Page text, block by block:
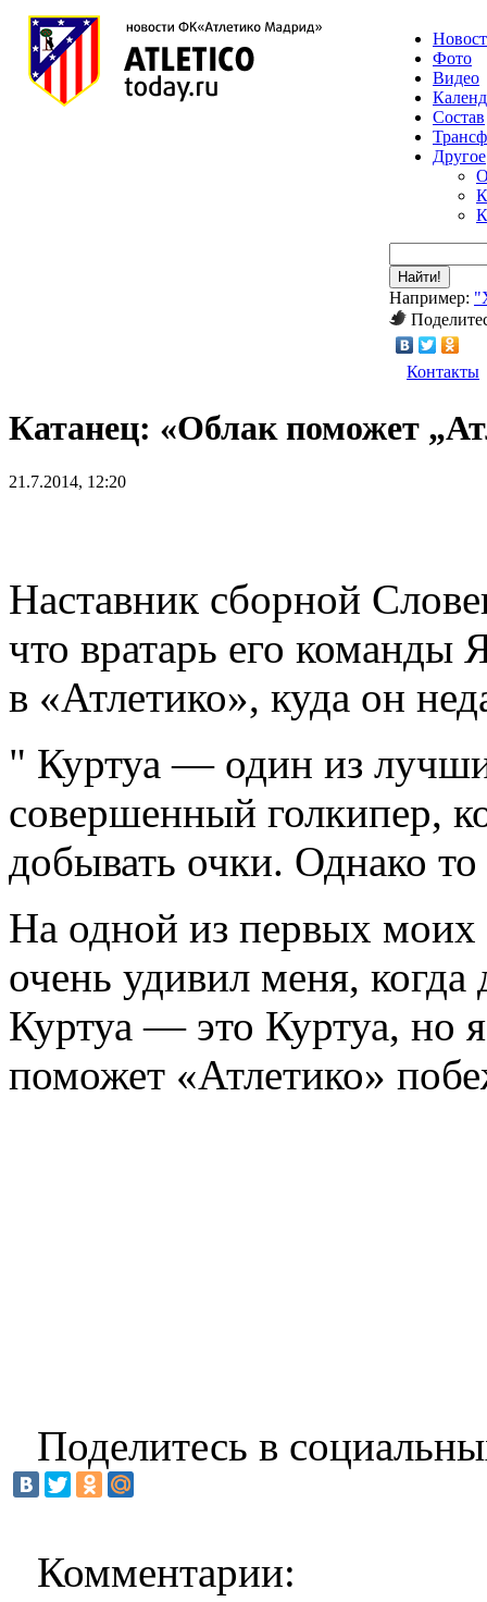
Фото
Видео
Состав
Другое
Найти!
Например:
Контакты
Катанец: «Облак поможет
21.7.2014, 12:20
Наставник сборной
что вратарь его команды
в «Атлетико», куда он
" Куртуа — один из
совершенный голкипер,
добывать очки. Однако
На одной из первых моих
очень удивил меня,
Куртуа — это Куртуа, но
поможет «Атлетико»
Поделитесь в
Комментарии: